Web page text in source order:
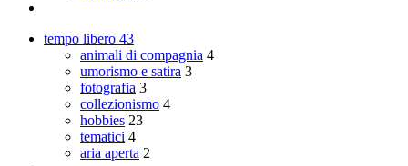
tempo libero 43
animali di compagnia 4
umorismo e satira 3
fotografia 3
collezionismo 4
hobbies 23
tematici 4
aria aperta 2